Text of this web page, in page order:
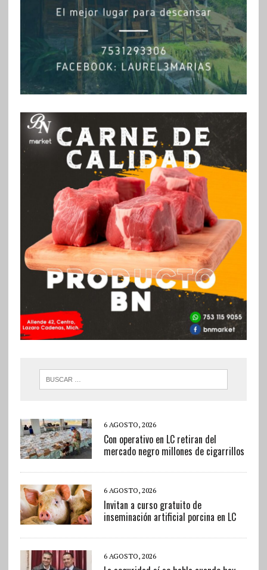
6 AGOSTO, 2026
Con operativo en LC retiran del
mercado negro millones de cigarrillos
6 AGOSTO, 2026
Invitan a curso gratuito de
inseminación artificial porcina en LC
6 AGOSTO, 2026